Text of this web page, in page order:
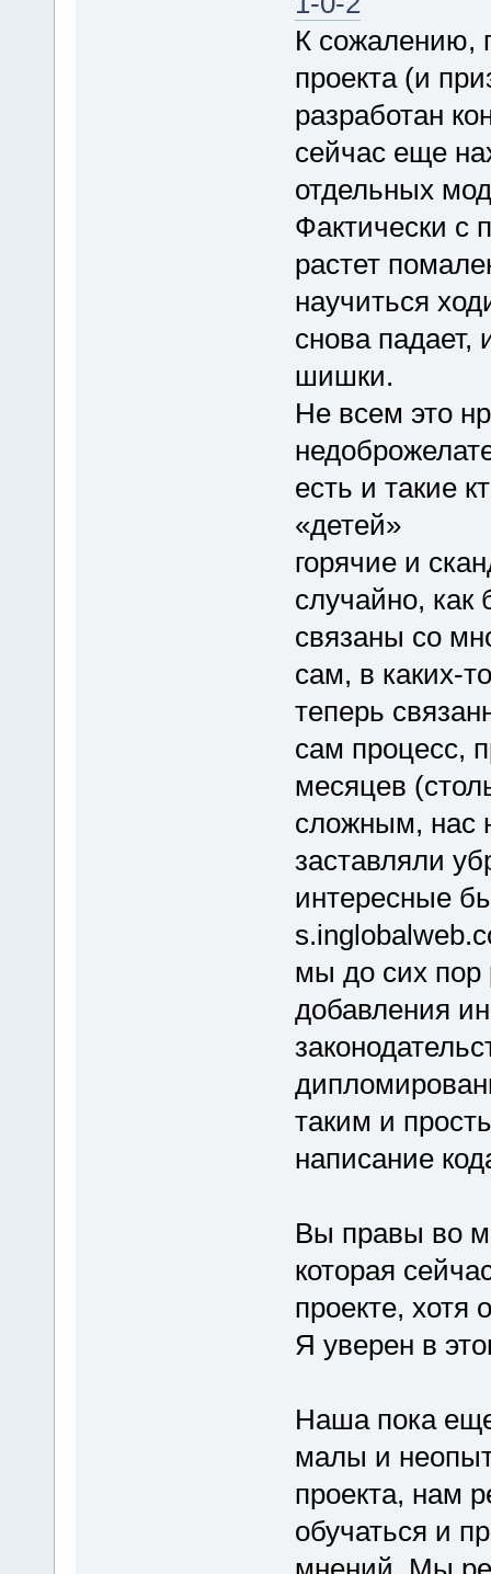
К сожалению,
проекта (и
разработан
сейчас еще
отдельных
Фактически с
растет
научиться
снова падает,
шишки.
Не всем это
есть и такие
«детей»
горячие и
случайно,
связаны со
сам, в каких-
теперь
сам процесс,
месяцев
сложным, нас
заставляли
интересные
мы до сих пор
добавления
таким и
написание
Вы правы во
которая
проекте, хотя
Я уверен в
Наша пока
малы и
проекта, нам
обучаться и